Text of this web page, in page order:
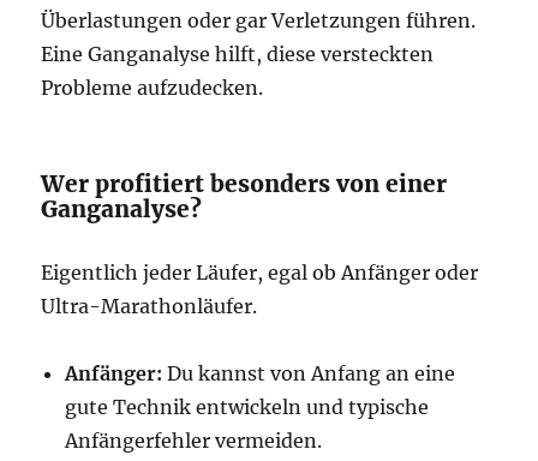
Überlastungen oder gar Verletzungen führen.
Eine Ganganalyse hilft, diese versteckten
Probleme aufzudecken.
Wer profitiert besonders von einer
Ganganalyse?
Eigentlich jeder Läufer, egal ob Anfänger oder
Ultra-Marathonläufer.
Anfänger: Du kannst von Anfang an eine
gute Technik entwickeln und typische
Anfängerfehler vermeiden.